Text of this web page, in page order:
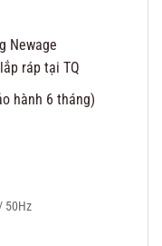
Newage
ráp tại TQ
hành 6 tháng)
50Hz